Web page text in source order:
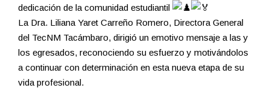
dedicación de la comunidad estudiantil
La Dra. Liliana Yaret Carreño Romero, Directora General
del TecNM Tacámbaro, dirigió un emotivo mensaje a las y
los egresados, reconociendo su esfuerzo y motivándolos
a continuar con determinación en esta nueva etapa de su
vida profesional.